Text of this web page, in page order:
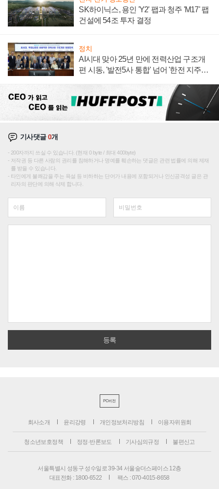
SK하이닉스, 용인 'Y2' 팹과 청주 'M17' 팹
건설에 54조 투자 결정
정치
AI시대 맞아 25년 만에 전력산업 구조개
편 시동, '발전5사 통합' 넘어 '한전 지주사'
기사댓글0개
200자까지 쓰실 수 있습니다. (현재 0 byte / 최대 400byte)
저작권 등 다른 사람의 권리를 침해하거나 명예를 훼손하는 댓글은 관련 법률에 의해 제재
를 받을 수 있습니다.
타인에게 불쾌감을 주는 욕설 등 비하하는 단어가 내용에 포함되거나 인신공격성 글은 관
리자의 판단에 의해 삭제 합니다.
PC버전
회사소개 윤리강령 개인정보처리방침 이용자위원회
청소년보호정책 정정·반론보도 기사심의규정 불편신고
서울특별시 성동구 성수일로 39-34 서울숲더스페이스 12층
대표전화 : 1800-6522
팩스 : 070-4015-8658